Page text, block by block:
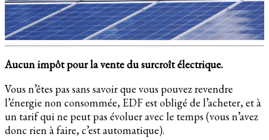
Aucun impôt pour la vente du surcroît électrique.
Vous n’êtes pas sans savoir que vous pouvez revendre
l’énergie non consommée, EDF est obligé de l’acheter, et à
un tarif qui ne peut pas évoluer avec le temps (vous n’avez
donc rien à faire, c’est automatique).